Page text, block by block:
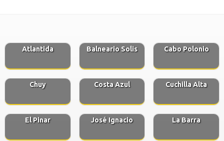
Atlantida Balneario Solis Cabo Polonio
Chuy Costa Azul Cuchilla Alta
El Pinar José Ignacio La Barra